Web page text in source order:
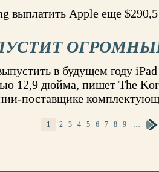
выплатить Apple еще
в будущем году
12,9 дюйма, пишет The
поставщике
1 2 3 4 5 6 7 8 9 …